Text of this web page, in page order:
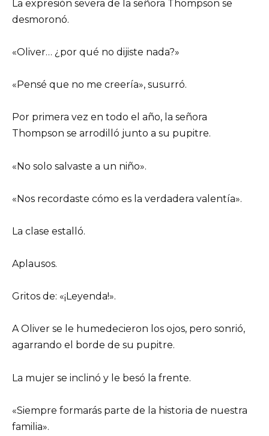
La expresión severa de la señora Thompson se
desmoronó.
«Oliver… ¿por qué no dijiste nada?»
«Pensé que no me creería», susurró.
Por primera vez en todo el año, la señora
Thompson se arrodilló junto a su pupitre.
«No solo salvaste a un niño».
«Nos recordaste cómo es la verdadera valentía».
La clase estalló.
Aplausos.
Gritos de: «¡Leyenda!».
A Oliver se le humedecieron los ojos, pero sonrió,
agarrando el borde de su pupitre.
La mujer se inclinó y le besó la frente.
«Siempre formarás parte de la historia de nuestra
familia».